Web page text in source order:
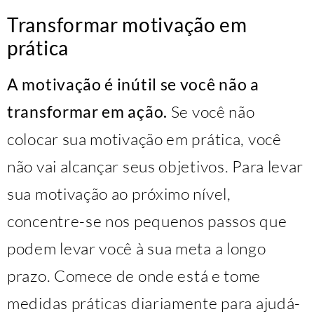
Transformar motivação em
prática
A motivação é inútil se você não a
transformar em ação. Se você não
colocar sua motivação em prática, você
não vai alcançar seus objetivos. Para levar
sua motivação ao próximo nível,
concentre-se nos pequenos passos que
podem levar você à sua meta a longo
prazo. Comece de onde está e tome
medidas práticas diariamente para ajudá-